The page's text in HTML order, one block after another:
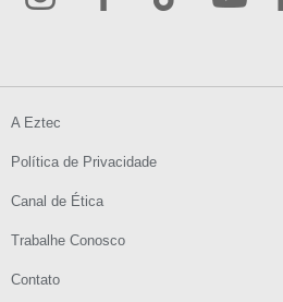
A Eztec
Política de Privacidade
Canal de Ética
Trabalhe Conosco
Contato